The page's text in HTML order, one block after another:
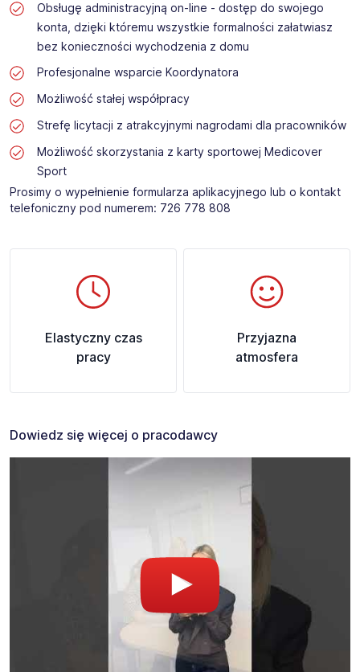
Obsługę administracyjną on-line - dostęp do swojego
konta, dzięki któremu wszystkie formalności załatwiasz
bez konieczności wychodzenia z domu
Profesjonalne wsparcie Koordynatora
Możliwość stałej współpracy
Strefę licytacji z atrakcyjnymi nagrodami dla pracowników
Możliwość skorzystania z karty sportowej Medicover
Sport
Prosimy o wypełnienie formularza aplikacyjnego lub o kontakt
telefoniczny pod numerem: 726 778 808
Elastyczny czas
pracy
Przyjazna
atmosfera
Dowiedz się więcej o pracodawcy